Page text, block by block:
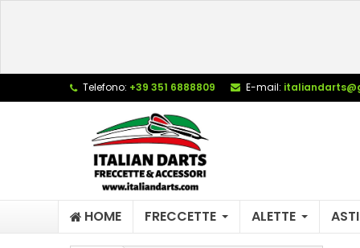
Telefono: +39 351 6888809 E-mail:
HOME FRECCETTE ALETTE
add_circle_outline